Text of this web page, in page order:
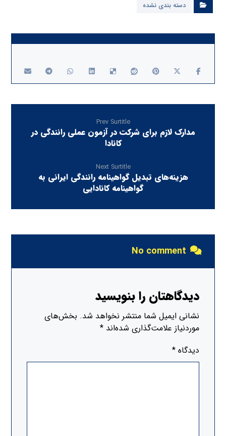
دسته بندی نشده
Prev Surtitle
مدارک لازم برای شرکت در آزمون عملی رانندگی در
کانادا
Next Surtitle
هزینه‌های تبدیل گواهینامه رانندگی ایرانی به
گواهینامه کانادایی
No comment
دیدگاهتان را بنویسید
نشانی ایمیل شما منتشر نخواهد شد. بخش‌های
موردنیاز علامت‌گذاری شده‌اند*
دیدگاه*